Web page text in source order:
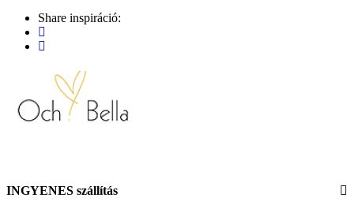
Share inspiráció:
INGYENES szállítás